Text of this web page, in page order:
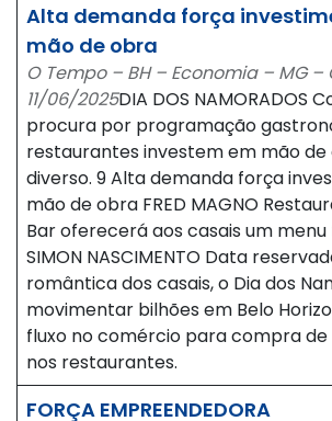
Alta demanda força
mão de obra
O Tempo – BH – Economia – MG –
11/06/2025DIA DOS NAMORADOS
procura por programação
restaurantes investem em mão
diverso. 9 Alta demanda força
mão de obra FRED MAGNO
Bar oferecerá aos casais um menu
SIMON NASCIMENTO Data
romântica dos casais, o Dia dos
movimentar bilhões em Belo
fluxo no comércio para compra
nos restaurantes.
FORÇA EMPREENDEDORA